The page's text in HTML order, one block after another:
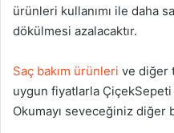
ürünleri kullanımı ile daha
dökülmesi azalacaktır.
Saç bakım ürünleri ve diğer
uygun fiyatlarla ÇiçekSepeti
Okumayı seveceğiniz diğer